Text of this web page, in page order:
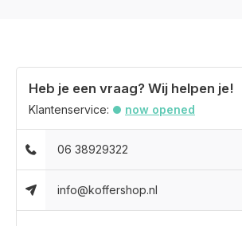
Heb je een vraag? Wij helpen je!
Klantenservice: now opened
06 38929322
info@koffershop.nl